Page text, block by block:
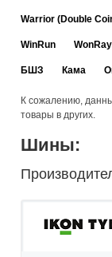
Warrior (Double
WinRun WonRay
БШЗ Кама
К сожалению,
товары в других.
Шины: